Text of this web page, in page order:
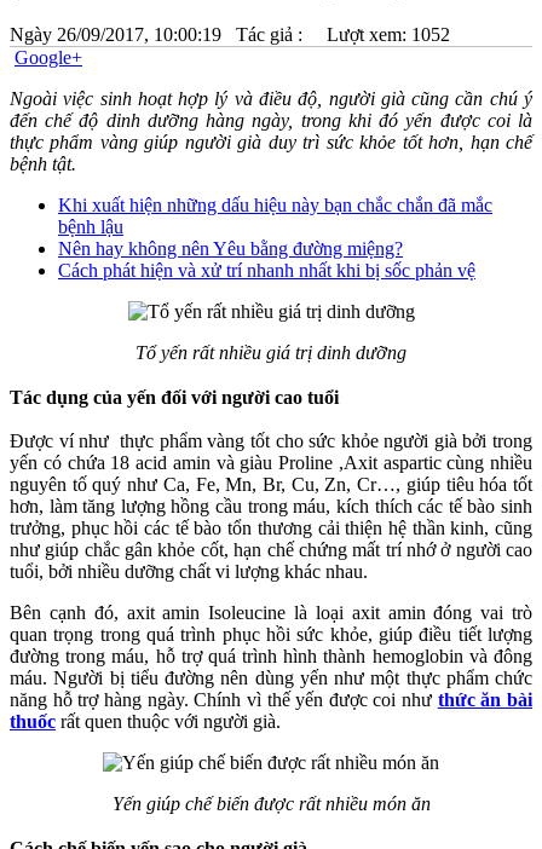
Ngày 26/09/2017, 10:00:19 Tác giả :
Lượt xem: 1052
Google+
Ngoài việc sinh hoạt hợp lý và điều độ, người già cũng cần chú ý
đến chế độ dinh dưỡng hàng ngày, trong khi đó yến được coi là
thực phẩm vàng giúp người già duy trì sức khỏe tốt hơn, hạn chế
bệnh tật.
Khi xuất hiện những dấu hiệu này bạn chắc chắn đã mắc
bệnh lậu
Nên hay không nên Yêu bằng đường miệng?
Cách phát hiện và xử trí nhanh nhất khi bị sốc phản vệ
Tổ yến rất nhiều giá trị dinh dưỡng
Tác dụng của yến đối với người cao tuổi
Được ví như thực phẩm vàng tốt cho sức khỏe người già bởi trong
yến có chứa 18 acid amin và giàu Proline ,Axit aspartic cùng nhiều
nguyên tố quý như Ca, Fe, Mn, Br, Cu, Zn, Cr…, giúp tiêu hóa tốt
hơn, làm tăng lượng hồng cầu trong máu, kích thích các tế bào sinh
trưởng, phục hồi các tế bào tổn thương cải thiện hệ thần kinh, cũng
như giúp chắc gân khỏe cốt, hạn chế chứng mất trí nhớ ở người cao
tuổi, bởi nhiều dưỡng chất vi lượng khác nhau.
Bên cạnh đó, axit amin Isoleucine là loại axit amin đóng vai trò
quan trọng trong quá trình phục hồi sức khỏe, giúp điều tiết lượng
đường trong máu, hỗ trợ quá trình hình thành hemoglobin và đông
máu. Người bị tiểu đường nên dùng yến như một thực phẩm chức
năng hỗ trợ hàng ngày. Chính vì thế yến được coi như thức ăn bài
thuốc rất quen thuộc với người già.
Yến giúp chế biến được rất nhiều món ăn